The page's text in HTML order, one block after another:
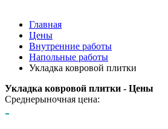
Главная
Цены
Внутренние работы
Напольные работы
Укладка ковровой плитки
Укладка ковровой плитки - Цены
Среднерыночная цена:
-